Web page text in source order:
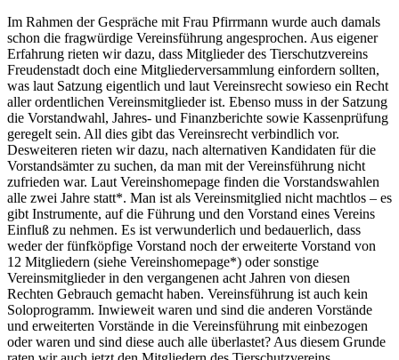
Im Rahmen der Gespräche mit Frau Pfirrmann wurde auch damals
schon die fragwürdige Vereinsführung angesprochen. Aus eigener
Erfahrung rieten wir dazu, dass Mitglieder des Tierschutzvereins
Freudenstadt doch eine Mitgliederversammlung einfordern sollten,
was laut Satzung eigentlich und laut Vereinsrecht sowieso ein Recht
aller ordentlichen Vereinsmitglieder ist. Ebenso muss in der Satzung
die Vorstandwahl, Jahres- und Finanzberichte sowie Kassenprüfung
geregelt sein. All dies gibt das Vereinsrecht verbindlich vor.
Desweiteren rieten wir dazu, nach alternativen Kandidaten für die
Vorstandsämter zu suchen, da man mit der Vereinsführung nicht
zufrieden war. Laut Vereinshomepage finden die Vorstandswahlen
alle zwei Jahre statt*. Man ist als Vereinsmitglied nicht machtlos – es
gibt Instrumente, auf die Führung und den Vorstand eines Vereins
Einfluß zu nehmen. Es ist verwunderlich und bedauerlich, dass
weder der fünfköpfige Vorstand noch der erweiterte Vorstand von
12 Mitgliedern (siehe Vereinshomepage*) oder sonstige
Vereinsmitglieder in den vergangenen acht Jahren von diesen
Rechten Gebrauch gemacht haben. Vereinsführung ist auch kein
Soloprogramm. Inwieweit waren und sind die anderen Vorstände
und erweiterten Vorstände in die Vereinsführung mit einbezogen
oder waren und sind diese auch alle überlastet? Aus diesem Grunde